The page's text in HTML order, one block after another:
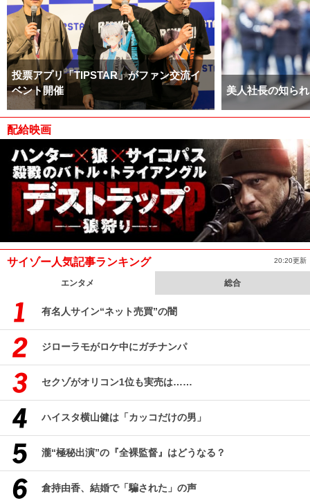
投票アプリ「TIPSTAR」がファン交流イ
ベント開催
美人社長の知ら
配給映画
サイゾー人気記事ランキング 20:20更新
エンタメ 総合
有名人サイン“ネット売買”の闇
ジローラモがロケ中にガチナンパ
セクゾがオリコン1位も実売は……
ハイスタ横山健は「カッコだけの男」
瀧“極秘出演”の『全裸監督』はどうなる？
倉持由香、結婚で「騙された」の声